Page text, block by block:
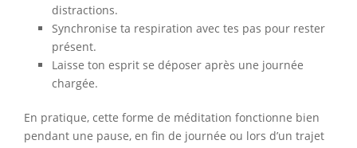
distractions.
Synchronise ta respiration avec tes pas pour rester
présent.
Laisse ton esprit se déposer après une journée
chargée.
En pratique, cette forme de méditation fonctionne bien
pendant une pause, en fin de journée ou lors d’un trajet